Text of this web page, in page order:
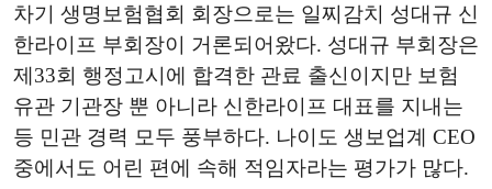
차기 생명보험협회 회장으로는 일찌감치 성대규 신
한라이프 부회장이 거론되어왔다. 성대규 부회장은
제33회 행정고시에 합격한 관료 출신이지만 보험
유관 기관장 뿐 아니라 신한라이프 대표를 지내는
등 민관 경력 모두 풍부하다. 나이도 생보업계 CEO
중에서도 어린 편에 속해 적임자라는 평가가 많다.